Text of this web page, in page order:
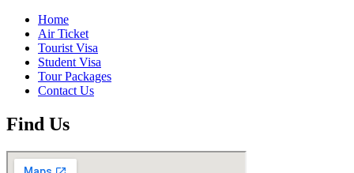
Home
Air Ticket
Tourist Visa
Student Visa
Tour Packages
Contact Us
Find Us